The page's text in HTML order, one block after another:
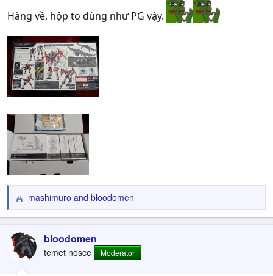
Hàng về, hộp to đùng như PG vậy.
R
e
c
t
o
mashimuro and bloodomen
bloodomen
temet nosce Moderator